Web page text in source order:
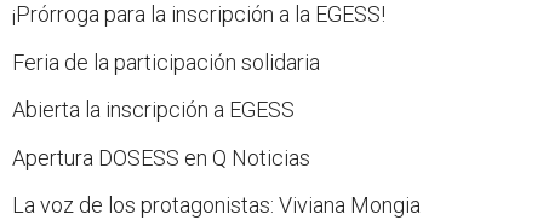
¡Prórroga para la inscripción a la EGESS!
Feria de la participación solidaria
Abierta la inscripción a EGESS
Apertura DOSESS en Q Noticias
La voz de los protagonistas: Viviana Mongia